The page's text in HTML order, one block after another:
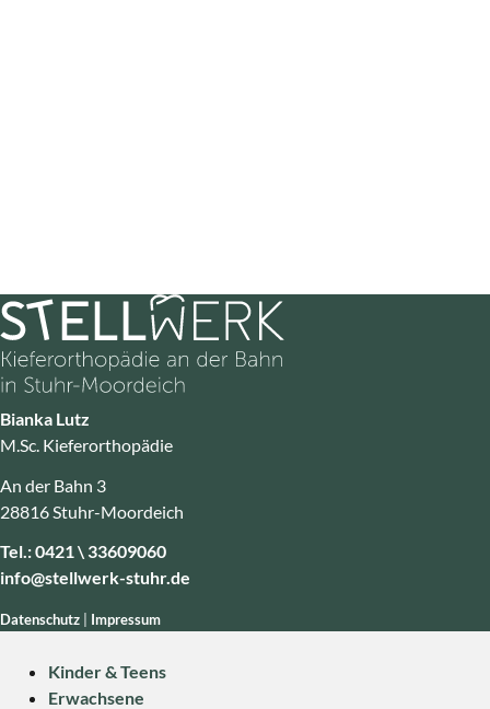
Bianka Lutz
M.Sc. Kieferorthopädie
An der Bahn 3
28816 Stuhr-Moordeich
Tel.:0421 \ 33609060
info@stellwerk-stuhr.de
Datenschutz Impressum
Kinder & Teens
Erwachsene